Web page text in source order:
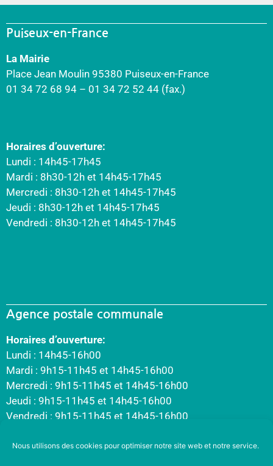
Nous utilisons des cookies pour optimiser notre site web et notre service.
Puiseux-en-France
La Mairie
Place Jean Moulin 95380 Puiseux-en-France
01 34 72 68 94 – 01 34 72 52 44 (fax.)
Horaires d’ouverture:
Lundi : 14h45-17h45
Mardi : 8h30-12h et 14h45-17h45
Mercredi : 8h30-12h et 14h45-17h45
Jeudi : 8h30-12h et 14h45-17h45
Vendredi : 8h30-12h et 14h45-17h45
Agence postale communale
Horaires d’ouverture:
Lundi : 14h45-16h00
Mardi : 9h15-11h45 et 14h45-16h00
Mercredi : 9h15-11h45 et 14h45-16h00
Jeudi : 9h15-11h45 et 14h45-16h00
Vendredi : 9h15-11h45 et 14h45-16h00